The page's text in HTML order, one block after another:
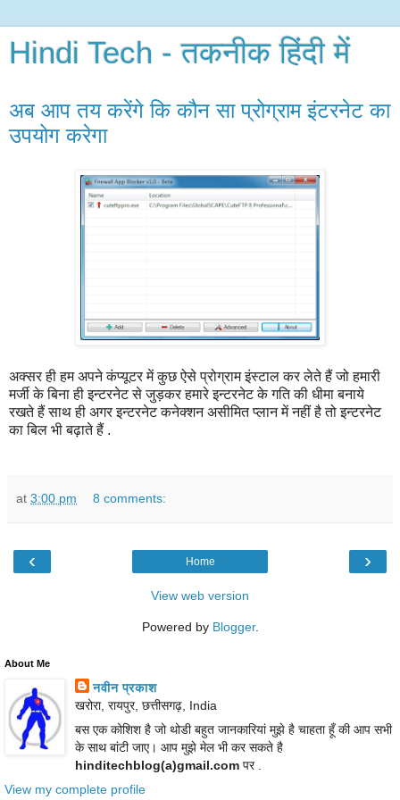
Hindi Tech - तकनीक हिंदी में
अब आप तय करेंगे कि कौन सा प्रोग्राम इंटरनेट का
उपयोग करेगा
अक्सर ही हम अपने कंप्यूटर में कुछ ऐसे प्रोग्राम इंस्टाल कर लेते हैं जो हमारी
मर्जी के बिना ही इन्टरनेट से जुड़कर हमारे इन्टरनेट के गति की धीमा बनाये
रखते हैं साथ ही अगर इन्टरनेट कनेक्शन असीमित प्लान में नहीं है तो इन्टरनेट
का बिल भी बढ़ाते हैं .
at 3:00 pm 8 comments:
‹ ›
Home
View web version
Powered by Blogger.
About Me
नवीन प्रकाश
खरोरा, रायपुर, छत्तीसगढ़, India
बस एक कोशिश है जो थोडी बहुत जानकारियां मुझे है चाहता हूँ की आप सभी
के साथ बांटी जाए। आप मुझे मेल भी कर सकते है
hinditechblog(a)gmail.comपर .
View my complete profile